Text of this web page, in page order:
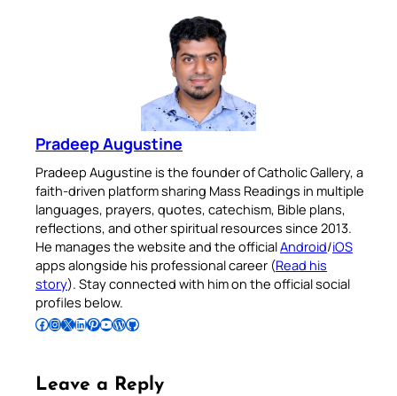
Pradeep Augustine
Pradeep Augustine is the founder of Catholic Gallery, a
faith-driven platform sharing Mass Readings in multiple
languages, prayers, quotes, catechism, Bible plans,
reflections, and other spiritual resources since 2013.
He manages the website and the officialAndroid/iOS
apps alongside his professional career (Read his
story). Stay connected with him on the official social
profiles below.
Follow Pradeep on Facebook Follow Pradeep on InstagramFollow Pradeep on X Follow Pradeep on LinkedIn Follow Pradeep on Pinterest Subscribe to Pradeep’s Youtube Channel Follow Pradeep on WordPress Follow Pradeep on GitHub
Leave a Reply